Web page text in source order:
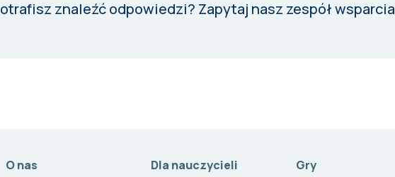
znaleźć odpowiedzi? Zapytaj nasz zespół wsparcia
O nas Dla nauczycieli Gry